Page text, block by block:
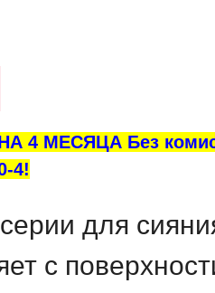
4 МЕСЯЦА Без
4!
для
с